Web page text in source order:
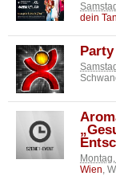
dein
Wien ,